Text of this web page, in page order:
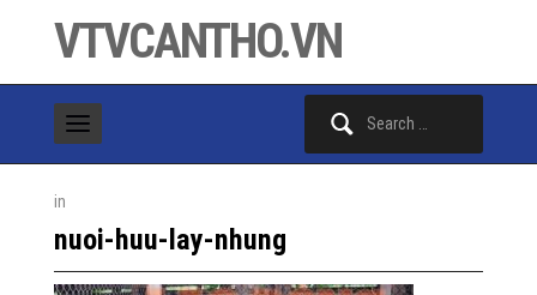
VTVCANTHO.VN
in
nuoi-huu-lay-nhung